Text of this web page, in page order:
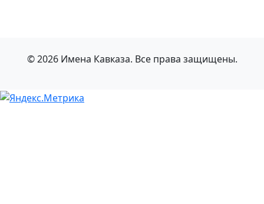
© 2026 Имена Кавказа. Все права защищены.